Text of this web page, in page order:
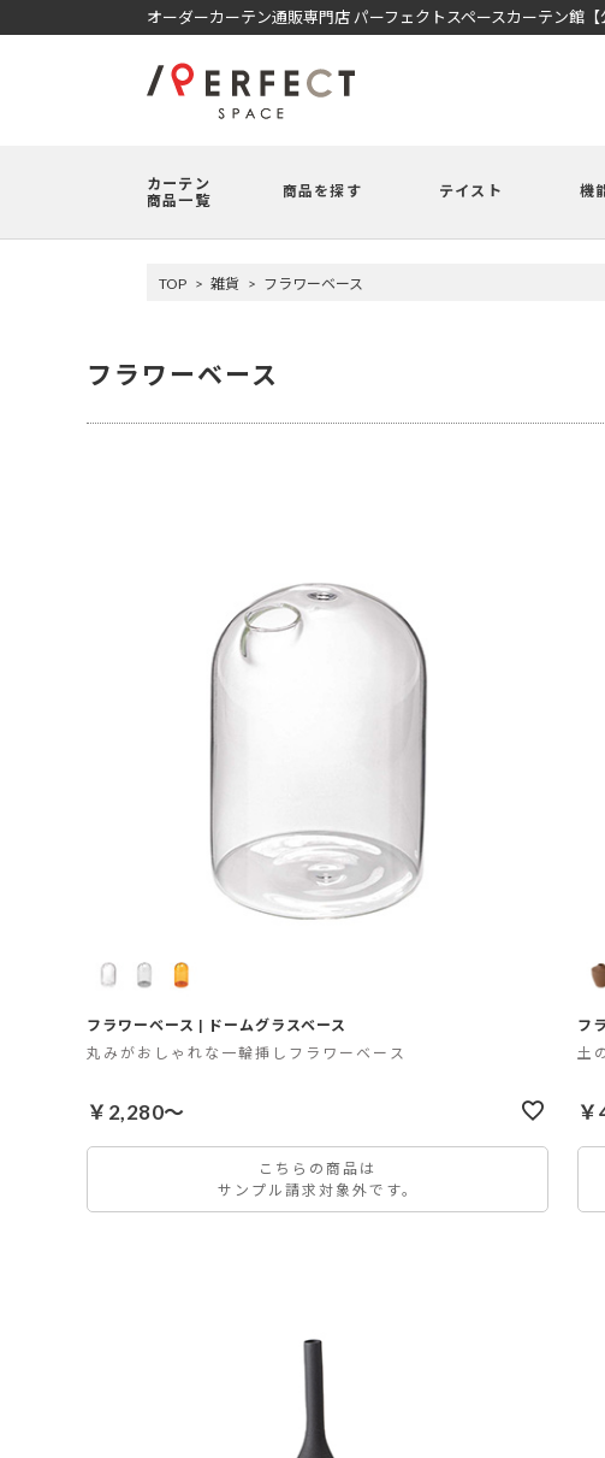
オーダーカーテン通販専門店 パーフェクトスペースカーテン館【
カーテン
商品一覧
商品を探す テイスト 機
TOP 雑貨 フラワーベース
フラワーベース
フラワーベース | ドームグラスベース
丸みがおしゃれな一輪挿しフラワーベース
￥2,280～
こちらの商品は
サンプル請求対象外です。
フ
土